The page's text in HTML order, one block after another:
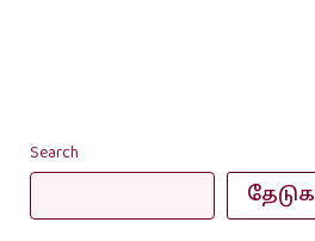
Search
தேடுக